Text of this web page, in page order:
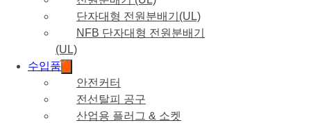
단자대형 전원분배기(UL)
NFB 단자대형 전원분배기
(UL)
수입품
안전커터
전선탈피 공구
산업용 플러그 & 소켓